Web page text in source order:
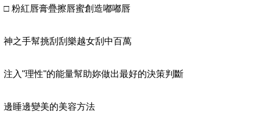
□ 粉紅唇膏疊擦唇蜜創造嘟嘟唇
神之手幫挑刮刮樂越女刮中百萬
注入"理性"的能量幫助妳做出最好的決策判斷
邊睡邊變美的美容方法